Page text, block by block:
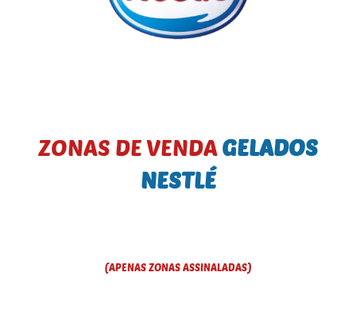
ZONAS DE VENDA GELADOS
NESTLÉ
(APENAS ZONAS ASSINALADAS)